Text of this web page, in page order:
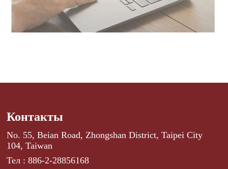
Контакты
No. 55, Beian Road, Zhongshan District, Taipei City
104, Taiwan
Тел : 886-2-28856168